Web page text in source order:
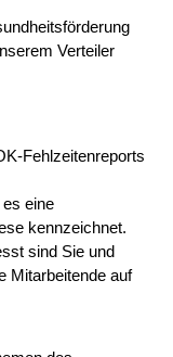
Verteiler
Fehlzeitenreports
eine
kennzeichnet.
sind Sie und
Mitarbeitende auf